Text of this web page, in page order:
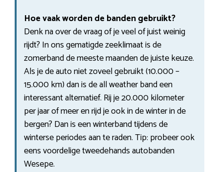
Hoe vaak worden de banden gebruikt?
Denk na over de vraag of je veel of juist weinig
rijdt? In ons gematigde zeeklimaat is de
zomerband de meeste maanden de juiste keuze.
Als je de auto niet zoveel gebruikt (10.000 –
15.000 km) dan is de all weather band een
interessant alternatief. Rij je 20.000 kilometer
per jaar of meer en rijd je ook in de winter in de
bergen? Dan is een winterband tijdens de
winterse periodes aan te raden. Tip: probeer ook
eens voordelige tweedehands autobanden
Wesepe.